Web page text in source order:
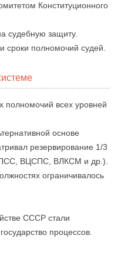
Конституционного
судебную защиту.
сроки полномочий судей.
полномочий всех уровней
основе
резервирование 1/3
ВЦСПС, ВЛКСМ и др.).
ограничивалось
СССР стали
процессов.